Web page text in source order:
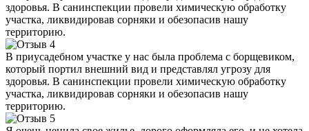
здоровья. В санинспекции провели химическую обработку
участка, ликвидировав сорняки и обезопасив нашу
территорию.
В приусадебном участке у нас была проблема с борщевиком,
который портил внешний вид и представлял угрозу для
здоровья. В санинспекции провели химическую обработку
участка, ликвидировав сорняки и обезопасив нашу
территорию.